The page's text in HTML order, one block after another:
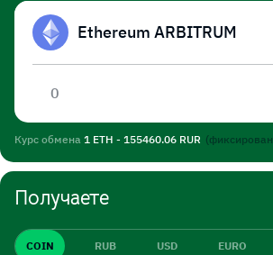
Ethereum ARBITRUM
Курс обмена 1 ETH - 155460.06 RUR (фиксирован
Получаете
COIN RUB USD EURO